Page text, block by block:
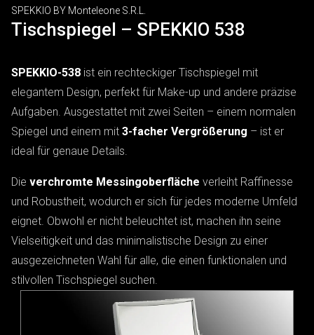
SPEKKIO BY Monteleone S.R.L.
Tischspiegel – SPEKKIO 538
SPEKKIO-538 ist ein rechteckiger Tischspiegel mit
elegantem Design, perfekt für Make-up und andere präzise
Aufgaben. Ausgestattet mit zwei Seiten – einem normalen
Spiegel und einem mit 3-facher Vergrößerung – ist er
ideal für genaue Details.
Die verchromte Messingoberfläche verleiht Raffinesse
und Robustheit, wodurch er sich für jedes moderne Umfeld
eignet. Obwohl er nicht beleuchtet ist, machen ihn seine
Vielseitigkeit und das minimalistische Design zu einer
ausgezeichneten Wahl für alle, die einen funktionalen und
stilvollen Tischspiegel suchen.